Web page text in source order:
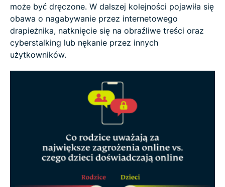
może być dręczone. W dalszej kolejności pojawiła się
obawa o nagabywanie przez internetowego
drapieżnika, natknięcie się na obraźliwe treści oraz
cyberstalking lub nękanie przez innych
użytkowników.